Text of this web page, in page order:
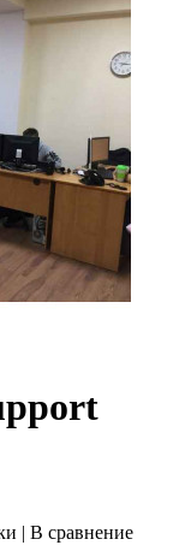
| В сравнение